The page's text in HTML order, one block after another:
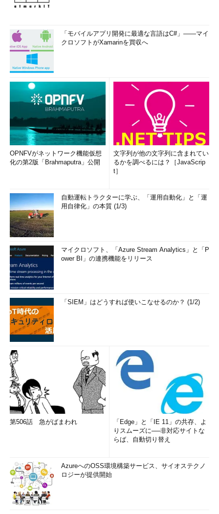
「モバイルアプリ開発に最適な言語はC#」――マイ
クロソフトがXamarinを買収へ
OPNFVがネットワーク機能仮想
化の第2版「Brahmaputra」公開
文字列が他の文字列に含まれてい
るかを調べるには？［JavaScrip
t］
自動運転トラクターに学ぶ、「運用自動化」と「運
用自律化」の本質 (1/3)
マイクロソフト、「Azure Stream Analytics」と「P
ower BI」の連携機能をリリース
「SIEM」はどうすれば使いこなせるのか？ (1/2)
第506話 急がばまわれ
「Edge」と「IE 11」の共存、よ
りスムーズに──非対応サイトな
らば、自動切り替え
AzureへのOSS環境構築サービス、サイオステクノ
ロジーが提供開始